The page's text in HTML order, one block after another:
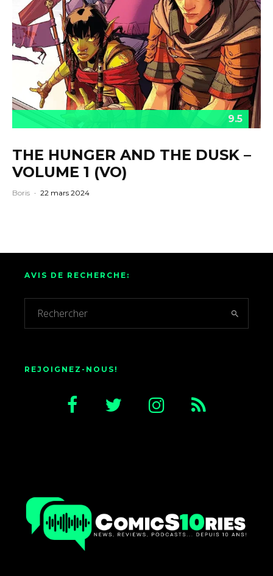
9.5
THE HUNGER AND THE DUSK –
VOLUME 1 (VO)
Boris · 22 mars 2024
AVIS DE RECHERCHE:
REJOIGNEZ-NOUS!